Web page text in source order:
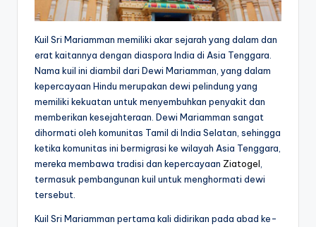
Kuil Sri Mariamman memiliki akar sejarah yang dalam dan
erat kaitannya dengan diaspora India di Asia Tenggara.
Nama kuil ini diambil dari Dewi Mariamman, yang dalam
kepercayaan Hindu merupakan dewi pelindung yang
memiliki kekuatan untuk menyembuhkan penyakit dan
memberikan kesejahteraan. Dewi Mariamman sangat
dihormati oleh komunitas Tamil di India Selatan, sehingga
ketika komunitas ini bermigrasi ke wilayah Asia Tenggara,
mereka membawa tradisi dan kepercayaan Ziatogel
termasuk pembangunan kuil untuk menghormati dewi
tersebut.
Kuil Sri Mariamman pertama kali didirikan pada abad ke-